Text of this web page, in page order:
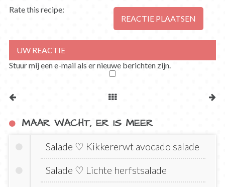
Rate this recipe:
Stuur mij een e-mail als er nieuwe berichten zijn.
MAAR WACHT, ER IS MEER
Salade ♡ Kikkererwt avocado salade
Salade ♡ Lichte herfstsalade